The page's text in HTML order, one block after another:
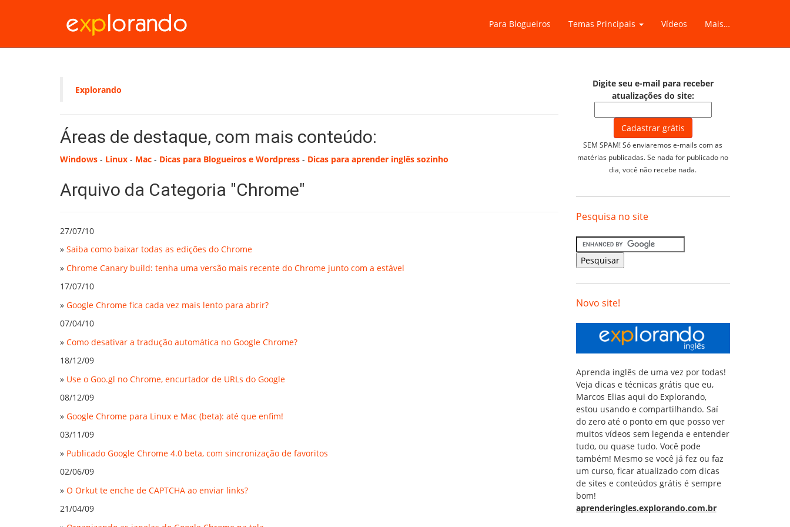
Para Blogueiros Temas Principais Vídeos Mais…
Explorando
Áreas de destaque, com mais conteúdo:
Windows - Linux - Mac - Dicas para Blogueiros e Wordpress - Dicas para aprender inglês sozinho
Arquivo da Categoria "Chrome"
27/07/10
» Saiba como baixar todas as edições do Chrome
» Chrome Canary build: tenha uma versão mais recente do Chrome junto com a estável
17/07/10
» Google Chrome fica cada vez mais lento para abrir?
07/04/10
» Como desativar a tradução automática no Google Chrome?
18/12/09
» Use o Goo.gl no Chrome, encurtador de URLs do Google
08/12/09
» Google Chrome para Linux e Mac (beta): até que enfim!
03/11/09
» Publicado Google Chrome 4.0 beta, com sincronização de favoritos
02/06/09
» O Orkut te enche de CAPTCHA ao enviar links?
21/04/09
Digite seu e-mail para receber
atualizações do site:
SEM SPAM! Só enviaremos e-mails com as
matérias publicadas. Se nada for publicado no
dia, você não recebe nada.
Pesquisa no site
Novo site!
Aprenda inglês de uma vez por todas!
Veja dicas e técnicas grátis que eu,
Marcos Elias aqui do Explorando,
estou usando e compartilhando. Saí
do zero até o ponto em que posso ver
muitos vídeos sem legenda e entender
tudo, ou quase tudo. Você pode
também! Mesmo se você já fez ou faz
um curso, ficar atualizado com dicas
de sites e conteúdos grátis é sempre
bom!
aprenderingles.explorando.com.br